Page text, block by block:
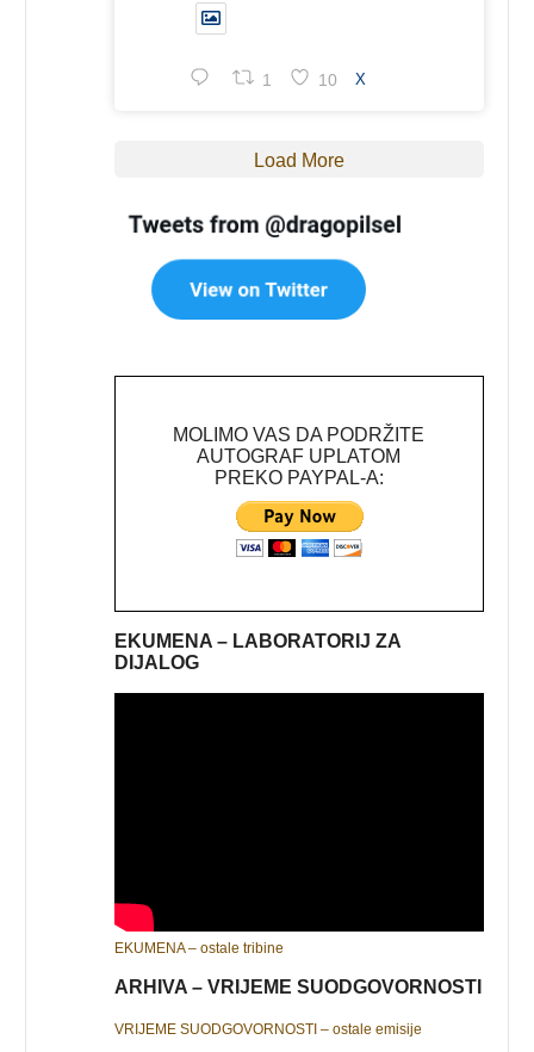
1 10 X
Load More
MOLIMO VAS DA PODRŽITE
AUTOGRAF UPLATOM
PREKO PAYPAL-A:
EKUMENA – LABORATORIJ ZA
DIJALOG
EKUMENA – ostale tribine
ARHIVA – VRIJEME SUODGOVORNOSTI
VRIJEME SUODGOVORNOSTI – ostale emisije